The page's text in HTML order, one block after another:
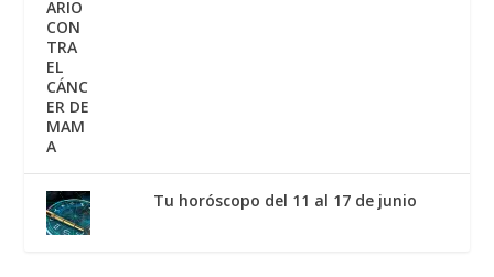
Tu horóscopo del 11 al 17 de junio